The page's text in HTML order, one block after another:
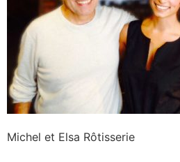
Michel et Elsa Rôtisserie